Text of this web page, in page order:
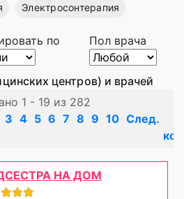
Электросонтерапия
по Пол врача
центров) и врачей
1 - 19 из 282
3 4 5 6 7 8 9 10 След.
НА ДОМ